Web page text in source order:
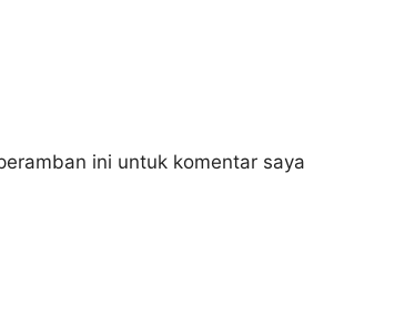
ini untuk komentar saya